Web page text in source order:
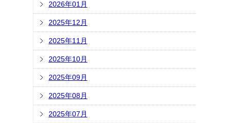
2026年01月
2025年12月
2025年11月
2025年10月
2025年09月
2025年08月
2025年07月